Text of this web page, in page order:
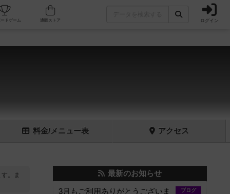
ェ/店舗 人気ボードゲーム ログイン
料金/メニュー表 アクセス
。ま
最新のお知らせ
ブログ
3月もご利用ありがとうございま